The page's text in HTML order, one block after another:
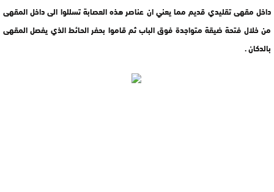
داخل مقهى تقليدي قديم مما يعني ان عناصر هذه العصابة تسللوا الى داخل المقهى
من خلال فتحة ضيقة متواجدة فوق الباب ثم قاموا بحفر الحائط الذي يفصل المقهى
بالدكان .